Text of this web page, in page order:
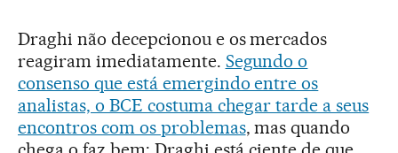
Draghi não decepcionou e os mercados
reagiram imediatamente. Segundo o
consenso que está emergindo entre os
analistas, o BCE costuma chegar tarde a seus
encontros com os problemas, mas quando